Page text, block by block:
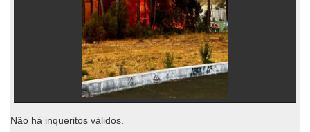
Não há inqueritos válidos.